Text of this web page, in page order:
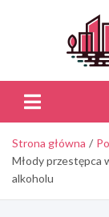
Strona główna
Młody przestępca
alkoholu